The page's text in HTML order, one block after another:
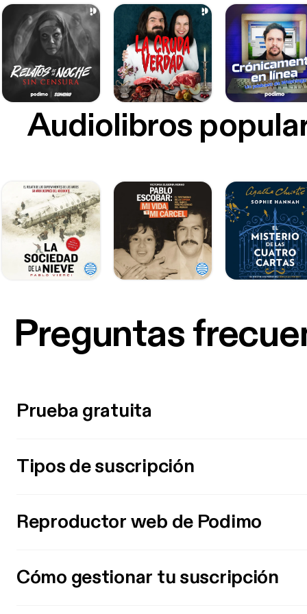
Audiolibros
Preguntas
Prueba gratuita
Tipos de suscripción
Reproductor web de Podimo
Cómo gestionar tu suscripción